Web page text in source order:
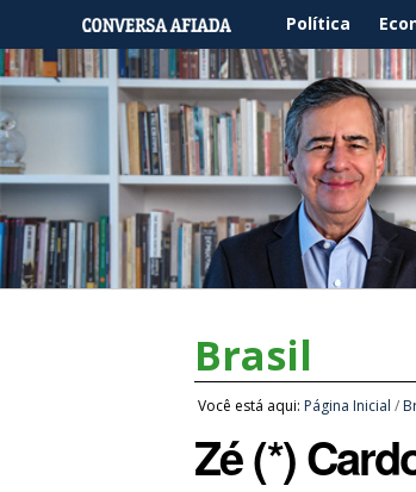
Política
Brasil
Você está aqui: Página Inicial /
Zé (*)